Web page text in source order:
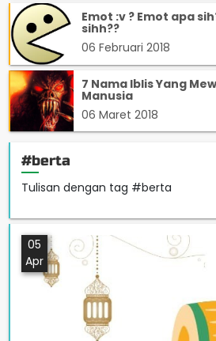
Emot :v ? Emot apa
sihh??
06 Februari 2018
7 Nama Iblis Yang
Manusia
06 Maret 2018
#berta
Tulisan dengan tag #berta
05
Apr